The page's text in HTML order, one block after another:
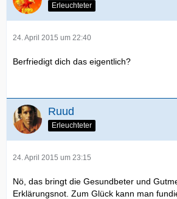
Erleuchteter
24. April 2015 um 22:40
Berfriedigt dich das eigentlich?
Ruud
Erleuchteter
24. April 2015 um 23:15
Nö, das bringt die Gesundbeter und
Erklärungsnot. Zum Glück kann man